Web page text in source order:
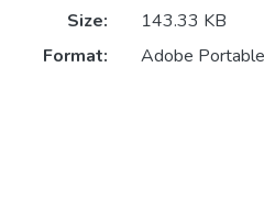
Size:
143.33 KB
Format:
Adobe